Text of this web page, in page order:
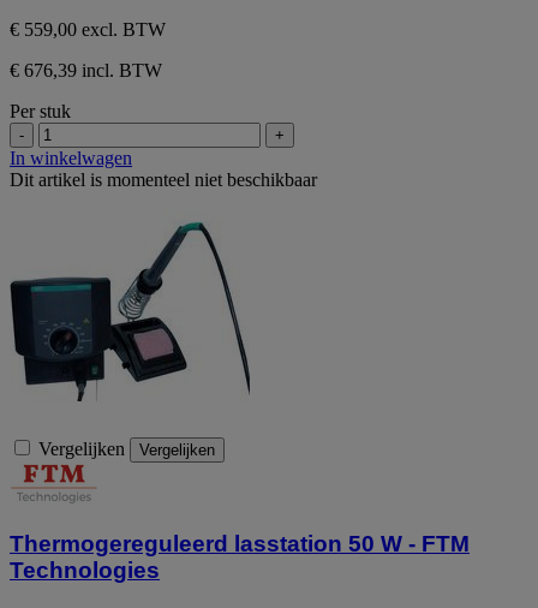
€ 559,00 excl. BTW
€ 676,39 incl. BTW
Per stuk
- +
In winkelwagen
Dit artikel is momenteel niet beschikbaar
Vergelijken Vergelijken
Thermogereguleerd lasstation 50 W - FTM
Technologies